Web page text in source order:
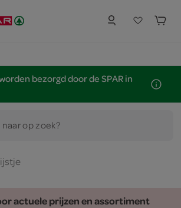
bezorgd door de SPAR in
op zoek?
actuele prijzen en assortiment